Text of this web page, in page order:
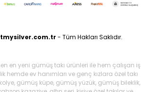
- Tüm Hakları Saklıdır.
en yeni gümüş takı ürünleri ile hem çalışan iş
hemde ev hanımları ve genç kızlara özel takı
gümüş küpe, gümüş yüzük, gümüş bileklik,